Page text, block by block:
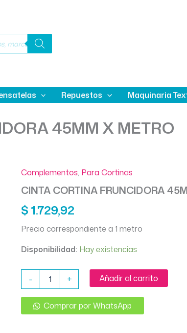
Repuestos Maquinaria
45MM X METRO
Complementos, Para Cortinas
CINTA CORTINA FRUNCIDORA
$1.729,92
Precio correspondiente a 1 metro
Disponibilidad: Hay existencias
-
CORTINA
45MM
X
+ Añadir al carrito
Comprar por WhatsApp